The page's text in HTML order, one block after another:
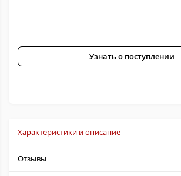
Узнать о поступлении
Характеристики и описание
Отзывы